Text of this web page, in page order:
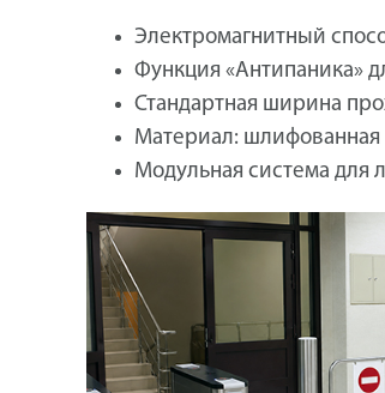
Электромагнитный
Функция «Антипаника»
Стандартная ширина
Материал: шлифованная
Модульная система для